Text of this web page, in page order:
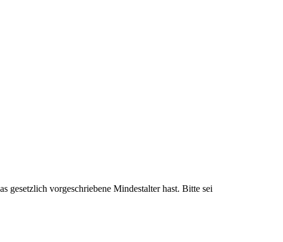
gesetzlich vorgeschriebene Mindestalter hast. Bitte sei